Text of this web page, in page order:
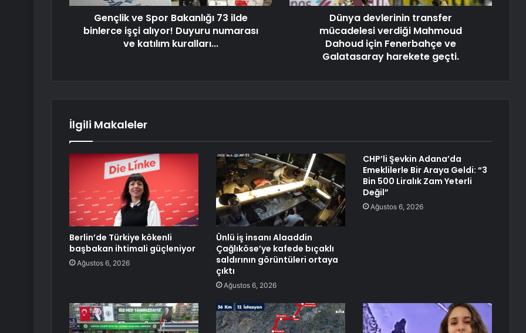
Gençlik ve Spor Bakanlığı 73 ilde
binlerce işçi alıyor! Duyuru numarası
ve katılım kuralları...
Dünya devlerinin transfer
mücadelesi verdiği Mahmoud
Dahoud için Fenerbahçe ve
Galatasaray harekete geçti.
İlgili Makaleler
Berlin’de Türkiye kökenli
başbakan ihtimali güçleniyor
Ağustos 6, 2026
Ünlü iş insanı Alaaddin
Çağlıköse’ye kafede bıçaklı
saldırının görüntüleri ortaya
çıktı
Ağustos 6, 2026
CHP’li Şevkin Adana’da
Emeklilerle Bir Araya Geldi: “3
Bin 500 Liralık Zam Yeterli
Değil”
Ağustos 6, 2026